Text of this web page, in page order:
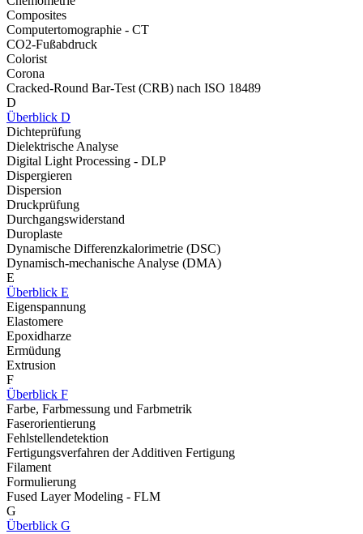
Composites
Computertomographie - CT
CO2-Fußabdruck
Colorist
Corona
Cracked-Round Bar-Test (CRB) nach ISO 18489
D
Überblick D
Dichteprüfung
Dielektrische Analyse
Digital Light Processing - DLP
Dispergieren
Dispersion
Druckprüfung
Durchgangswiderstand
Duroplaste
Dynamische Differenzkalorimetrie (DSC)
Dynamisch-mechanische Analyse (DMA)
E
Überblick E
Eigenspannung
Elastomere
Epoxidharze
Ermüdung
Extrusion
F
Überblick F
Farbe, Farbmessung und Farbmetrik
Faserorientierung
Fehlstellendetektion
Fertigungsverfahren der Additiven Fertigung
Filament
Formulierung
Fused Layer Modeling - FLM
G
Überblick G